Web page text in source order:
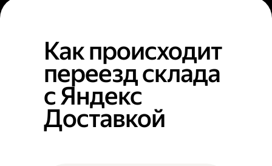
Как происходит
переезд склада
с Яндекс
Доставкой